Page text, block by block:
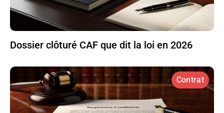
Dossier clôturé CAF que dit la loi en 2026
Contrat